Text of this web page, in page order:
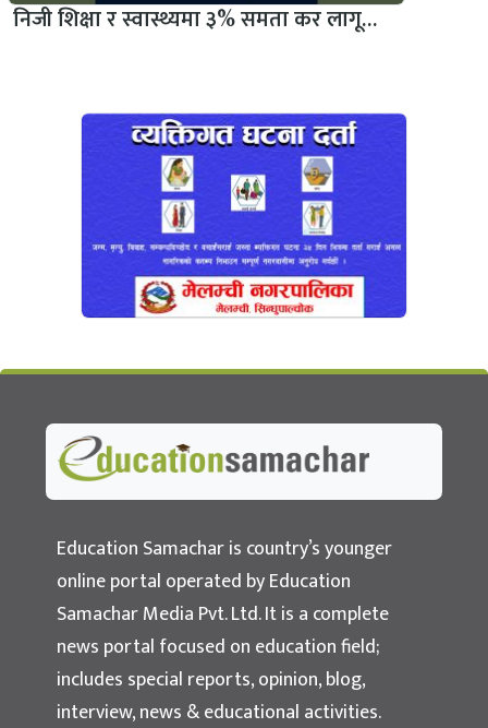
निजी शिक्षा र स्वास्थ्यमा ३% समता कर लागू…
Education Samachar
Nepal's No.1 Educational News Portal
Education Samachar is country’s younger
online portal operated by Education
Samachar Media Pvt. Ltd. It is a complete
news portal focused on education field;
includes special reports, opinion, blog,
interview, news & educational activities.